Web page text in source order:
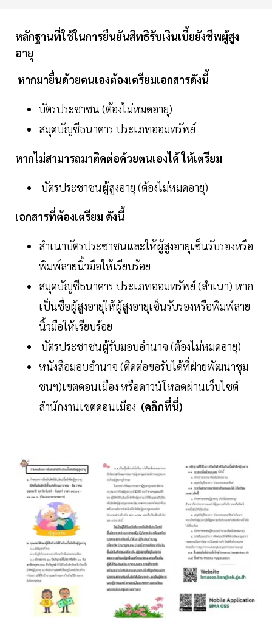
หลักฐานที่ใช้ในการยืนยันสิทธิรับเงินเบี้ยยังชีพผู้สูง
อายุ
หากมายื่นด้วยตนเองต้องเตรียมเอกสารดังนี้
บัตรประชาชน (ต้องไม่หมดอายุ)
สมุดบัญชีธนาคาร ประเภทออมทรัพย์
หากไม่สามารถมาติดต่อด้วยตนเองได้ ให้เตรียม
บัตรประชาชนผู้สูงอายุ (ต้องไม่หมดอายุ)
เอกสารที่ต้องเตรียม ดังนี้
สำเนาบัตรประชาชนและให้ผู้สูงอายุเซ็นรับรองหรือ
พิมพ์ลายนิ้วมือให้เรียบร้อย
สมุดบัญชีธนาคาร ประเภทออมทรัพย์ (สำเนา) หาก
เป็นชื่อผู้สูงอายุให้ผู้สูงอายุเซ็นรับรองหรือพิมพ์ลาย
นิ้วมือให้เรียบร้อย
บัตรประชาชนผู้รับมอบอำนาจ (ต้องไม่หมดอายุ)
หนังสือมอบอำนาจ (ติดต่อขอรับได้ที่ฝ่ายพัฒนาชุม
ชนฯ)เขตดอนเมือง หรือดาวน์โหลดผ่านเว็บไซต์
สำนักงานเขตดอนเมือง (คลิกที่นี่)